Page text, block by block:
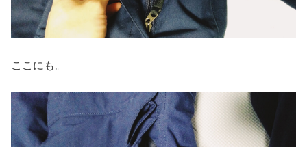
ここにも。